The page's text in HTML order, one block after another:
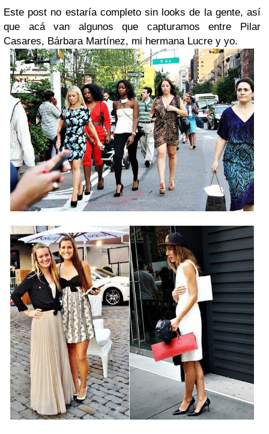
Este post no estaría completo sin looks de la gente, así
que acá van algunos que capturamos entre Pilar
Casares, Bárbara Martínez, mi hermana Lucre y yo.